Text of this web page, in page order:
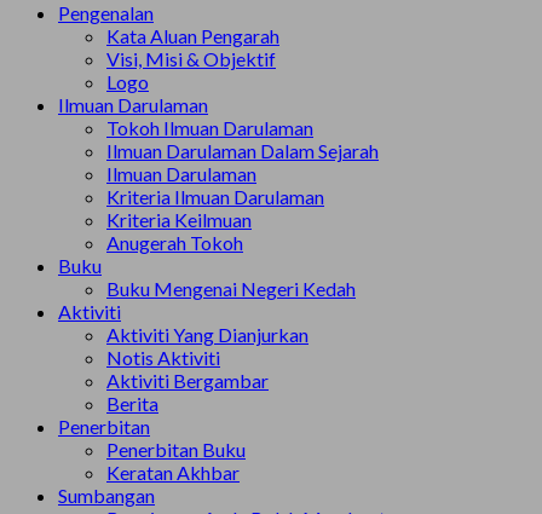
Pengenalan
Kata Aluan Pengarah
Visi, Misi & Objektif
Logo
Ilmuan Darulaman
Tokoh Ilmuan Darulaman
Ilmuan Darulaman Dalam Sejarah
Ilmuan Darulaman
Kriteria Ilmuan Darulaman
Kriteria Keilmuan
Anugerah Tokoh
Buku
Buku Mengenai Negeri Kedah
Aktiviti
Aktiviti Yang Dianjurkan
Notis Aktiviti
Aktiviti Bergambar
Berita
Penerbitan
Penerbitan Buku
Keratan Akhbar
Sumbangan